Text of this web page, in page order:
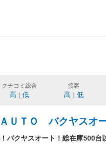
クチコミ総合
高 低
接客
高 低
ＵＴＯ バクヤスオ
バクヤスオート！総在庫500台